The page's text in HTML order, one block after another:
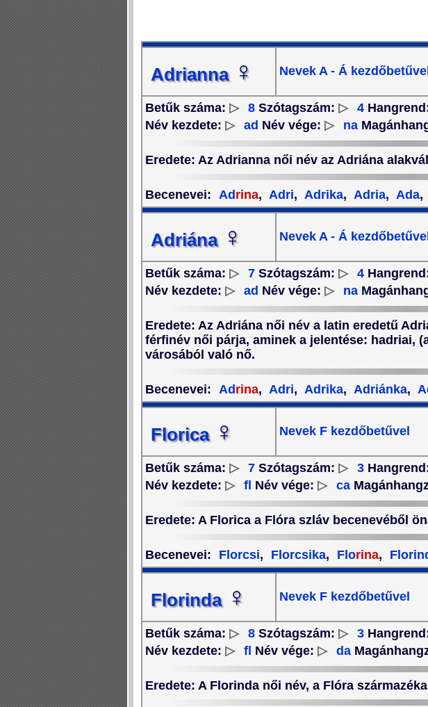
Adrianna ♀ Nevek A - Á
Betűk száma: ▷ 8 Szótagszám: ▷ 4
Név kezdete: ▷ ad Név vége: ▷ na
Eredete: Az Adrianna női név az Adriána
Becenevei: Adrina, Adri, Adrika, Adria, Ada,
Adriána ♀ Nevek A - Á
Betűk száma: ▷ 7 Szótagszám: ▷ 4
Név kezdete: ▷ ad Név vége: ▷ na
Eredete: Az Adriána női név a latin eredetű
férfinév női párja, aminek a jelentése: hadriai,
városából való nő.
Becenevei: Adrina, Adri, Adrika, Adriánka,
Florica ♀ Nevek F kezdőbetűvel
Betűk száma: ▷ 7 Szótagszám: ▷ 3
Név kezdete: ▷ fl Név vége: ▷ ca
Eredete: A Florica a Flóra szláv becenevéből
Becenevei: Florcsi, Florcsika, Florina,
Florinda ♀ Nevek F kezdőbetűvel
Betűk száma: ▷ 8 Szótagszám: ▷ 3
Név kezdete: ▷ fl Név vége: ▷ da
Eredete: A Florinda női név, a Flóra